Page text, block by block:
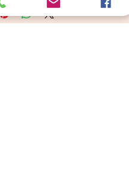
EN
L'OPTION GRAVURE